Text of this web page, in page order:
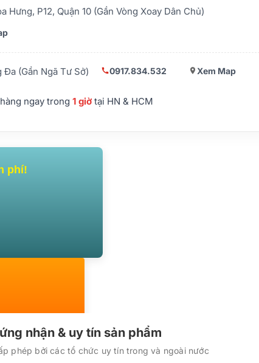
Hưng, P12, Quận 10 (Gần Vòng Xoay Dân Chủ)
(Gần Ngã Tư Sở) 0917.834.532 Xem Map
ngay trong 1 giờtại HN & HCM
phí!
nhận & uy tín sản phẩm
phép bởi các tổ chức uy tín trong và ngoài nước